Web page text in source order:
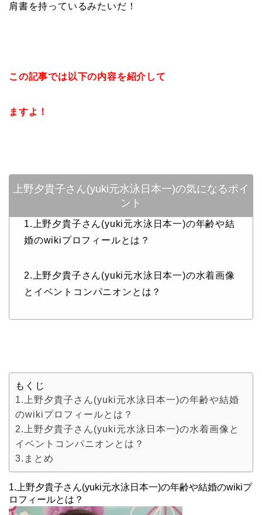
肩書を持っているみたいだ！
この記事では以下の内容を紹介して
ますよ！
上野夕貴子さん(yuki元水泳日本一)の気になるポイ
ント
1.上野夕貴子さん(yuki元水泳日本一)の年齢や結
婚のwikiプロフィールとは？
2.上野夕貴子さん(yuki元水泳日本一)の水着画像
とイベントコンパニオンとは？
もくじ
1.上野夕貴子さん(yuki元水泳日本一)の年齢や結婚
のwikiプロフィールとは？
2.上野夕貴子さん(yuki元水泳日本一)の水着画像と
イベントコンパニオンとは？
3.まとめ
1.上野夕貴子さん(yuki元水泳日本一)の年齢や結婚のwikiプ
ロフィールとは？